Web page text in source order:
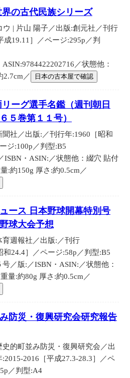
の古代民族シリーズ
ウ | 片山 陽子／出版:創元社／刊行
成19.11］／ページ:295p／判
／状態他：
2.7cm／
日本の古本屋で確認
ーグ選手名鑑（週刊朝日
５巻第１１号）
聞社／出版:／刊行年:1960［昭和
ジ:100p／判型:B5
ISBN・ASIN:／状態他：綴穴 貼付
:約150g 厚さ:約0.5cm／
ース 日本野球開幕特別号
球大会予想
育週報社／出版:／刊行
和24.4］／ページ:58p／判型:B5
／版:／ISBN・ASIN:／状態他：
量:約80g 厚さ:約0.5cm／
防災・復興研究会研究報告
史的町並み防災・復興研究会／出
:2015-2016［平成27.3-28.3］／ペ
／判型:A4